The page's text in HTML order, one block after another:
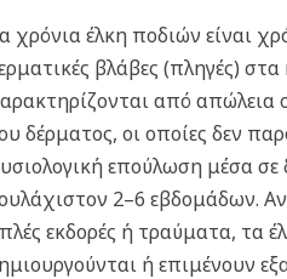
χρόνια έλκη ποδιών είναι
βλάβες (πληγές)
από απώλεια
δέρματος, οι οποίες δεν
επούλωση μέσα σε
2–6 εβδομάδων.
εκδορές ή τραύματα, τα
ή επιμένουν